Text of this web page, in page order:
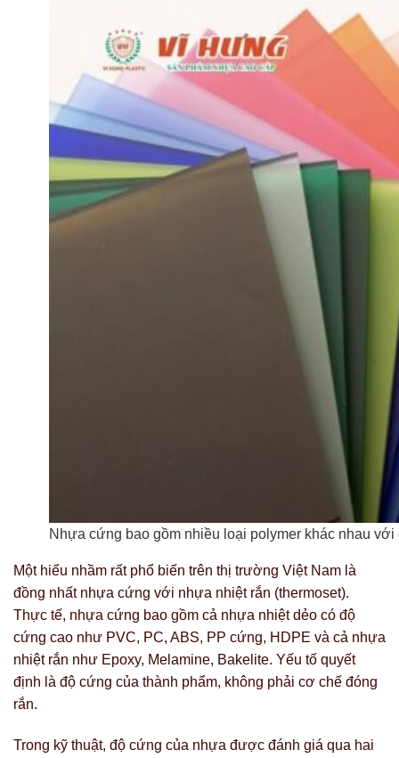
Nhựa cứng bao gồm nhiều loại polymer khác nhau
Một hiểu nhầm rất phổ biến trên thị trường Việt Nam là
đồng nhất nhựa cứng với nhựa nhiệt rắn (thermoset).
Thực tế, nhựa cứng bao gồm cả nhựa nhiệt dẻo có độ
cứng cao như PVC, PC, ABS, PP cứng, HDPE và cả nhựa
nhiệt rắn như Epoxy, Melamine, Bakelite. Yếu tố quyết
định là độ cứng của thành phẩm, không phải cơ chế đóng
rắn.
Trong kỹ thuật, độ cứng của nhựa được đánh giá qua hai